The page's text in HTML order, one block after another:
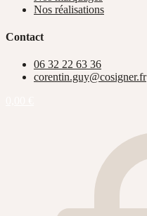
Nos réalisations
Contact
06 32 22 63 36
corentin.guy@cosigner.fr